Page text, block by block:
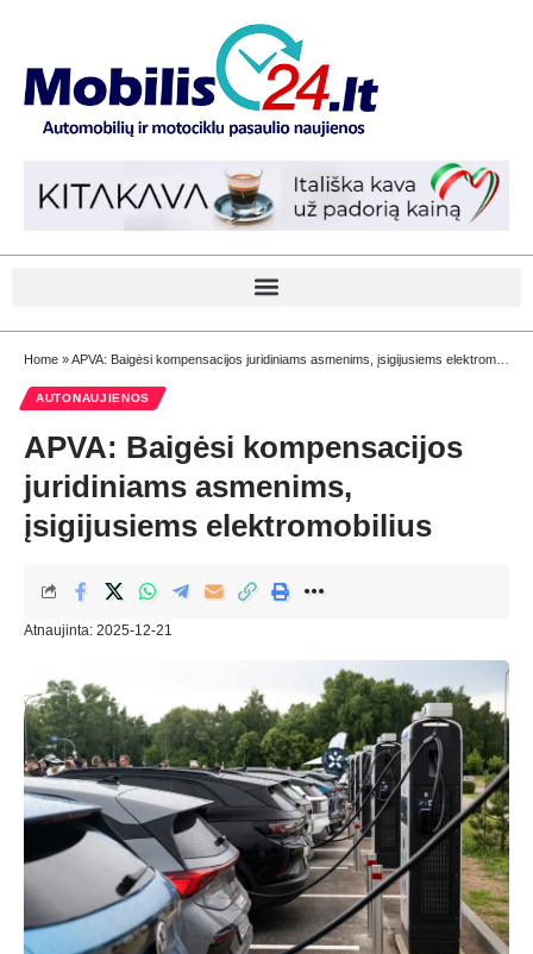
Home »APVA: Baigėsi kompensacijos juridiniams asmenims, įsigijusiems elektromobilius
AUTONAUJIENOS
APVA: Baigėsi kompensacijos
juridiniams asmenims,
įsigijusiems elektromobilius
Atnaujinta: 2025-12-21